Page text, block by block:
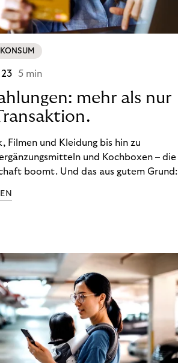
KONSUM
5 min
mehr als nur
Filmen und Kleidung bis hin zu
und Kochboxen – die
boomt. Und das aus gutem Grund:
Sie ermöglichen es uns, Produkte und
das neue Geschäftsmodell rentiert
für Ihren Erfolg zu nutzen?